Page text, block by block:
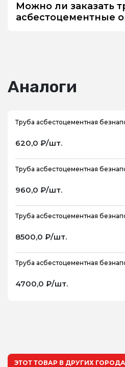
Можно ли заказать
асбестоцементные
Аналоги
Труба асбестоцементная
620,0 ₽/шт.
Труба асбестоцементная
960,0 ₽/шт.
Труба асбестоцементная
8500,0 ₽/шт.
Труба асбестоцементная
4700,0 ₽/шт.
ЭТОТ ТОВАР В ДРУГИХ